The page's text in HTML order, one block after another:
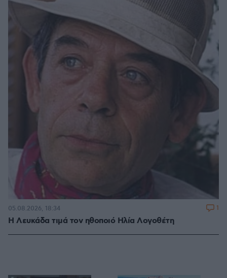
Η Λευκάδα τιμά τον ηθοποιό Ηλία Λογοθέτη
05.08.2026, 18:34 1